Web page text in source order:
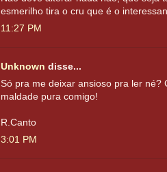
esmerilho tira o cru que é o
11:27 PM
Unknown disse...
Só pra me deixar ansioso pra ler né?
maldade pura comigo!
R.Canto
3:01 PM